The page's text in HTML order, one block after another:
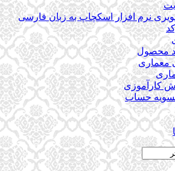
نرم افزار اسکچاپ به زبان فارسی
محصول
معماری
کارآموزی
حساب